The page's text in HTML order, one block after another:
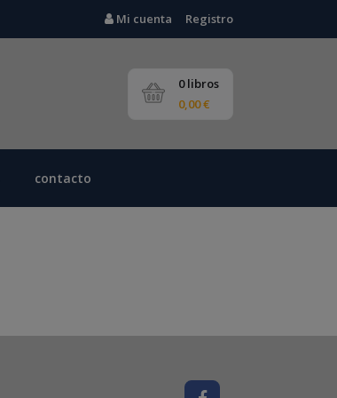
Mi cuenta Registro
0 libros
0,00 €
contacto